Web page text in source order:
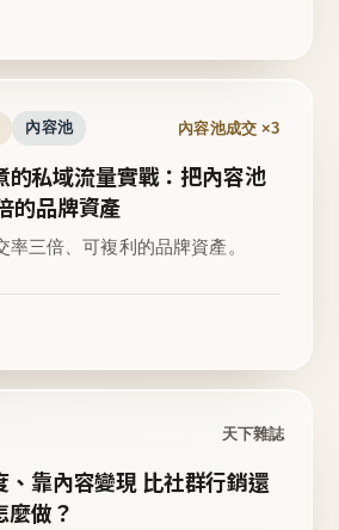
內容池 內容池成交 ×3
的私域流量實戰：把內容池
的品牌資產
率三倍、可複利的品牌資產。
天下雜誌
、靠內容變現 比社群行銷還
麼做？